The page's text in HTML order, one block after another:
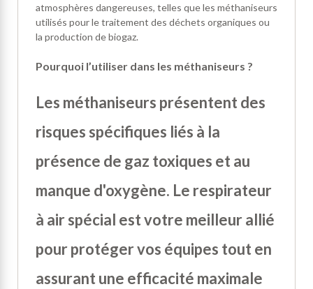
atmosphères dangereuses, telles que les méthaniseurs
utilisés pour le traitement des déchets organiques ou
la production de biogaz.
Pourquoi l’utiliser dans les méthaniseurs ?
Les méthaniseurs présentent des
risques spécifiques liés à la
présence de gaz toxiques et au
manque d'oxygène. Le respirateur
à air spécial est votre meilleur allié
pour protéger vos équipes tout en
assurant une efficacité maximale